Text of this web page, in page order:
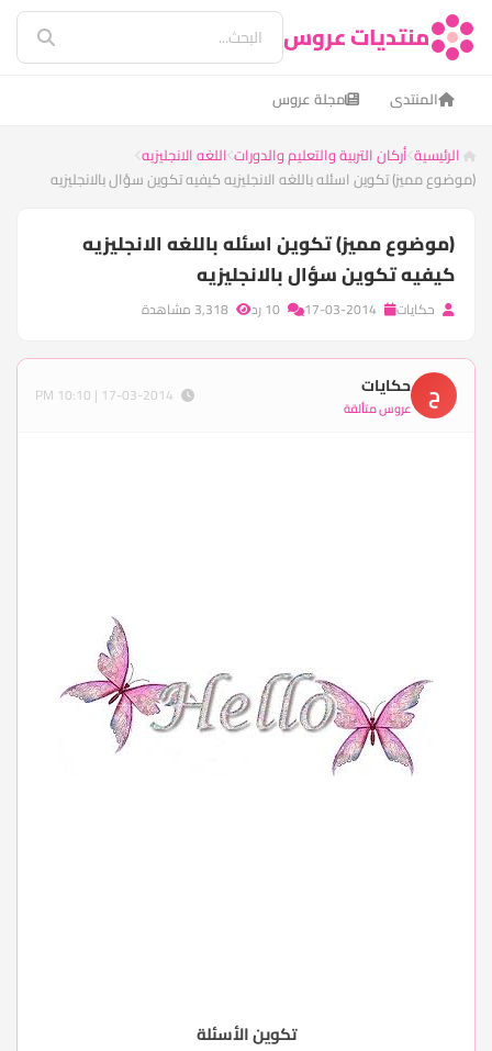
منتديات عروس
المنتدى مجلة عروس
الرئيسية أركان التربية والتعليم والدورات اللغه الانجليزيه
(موضوع مميز) تكوين اسئله باللغه الانجليزيه كيفيه تكوين سؤال بالانجليزيه
(موضوع مميز) تكوين اسئله باللغه الانجليزيه
كيفيه تكوين سؤال بالانجليزيه
حكايات
ح حكايات
عروس متألقة
تكوين الأسئلة